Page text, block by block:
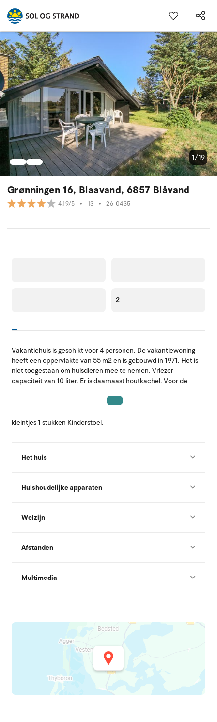
Grønningen 16, Blaavand, 6857 Blåvand
4.19/5 • 13 • 26-0435
1/19
2
Vakantiehuis is geschikt voor 4 personen. De vakantiewoning
heeft een oppervlakte van 55 m2 en is gebouwd in 1971. Het is
niet toegestaan om huisdieren mee te nemen. Vriezer
capaciteit van 10 liter. Er is daarnaast houtkachel. Voor de
kleintjes 1 stukken Kinderstoel.
Het huis
Huishoudelijke apparaten
Welzijn
Afstanden
Multimedia